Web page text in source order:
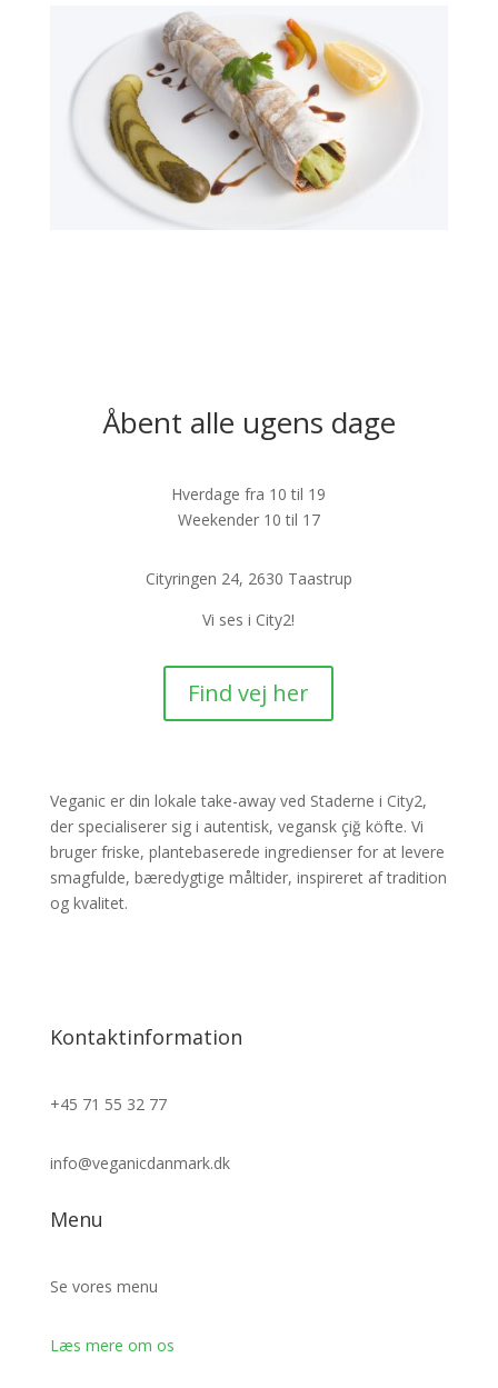
Åbent alle ugens dage
Hverdage fra 10 til 19
Weekender 10 til 17
Cityringen 24, 2630 Taastrup
Vi ses i City2!
Find vej her
Veganic er din lokale take-away ved Staderne i City2,
der specialiserer sig i autentisk, vegansk çiğ köfte. Vi
bruger friske, plantebaserede ingredienser for at levere
smagfulde, bæredygtige måltider, inspireret af tradition
og kvalitet.
Kontaktinformation
+45 71 55 32 77
info@veganicdanmark.dk
Menu
Se vores menu
Læs mere om os